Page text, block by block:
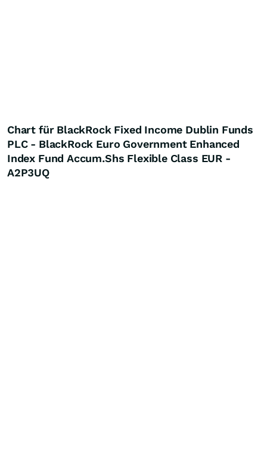
Chart für BlackRock Fixed Income Dublin Funds
PLC - BlackRock Euro Government Enhanced
Index Fund Accum.Shs Flexible Class EUR -
A2P3UQ